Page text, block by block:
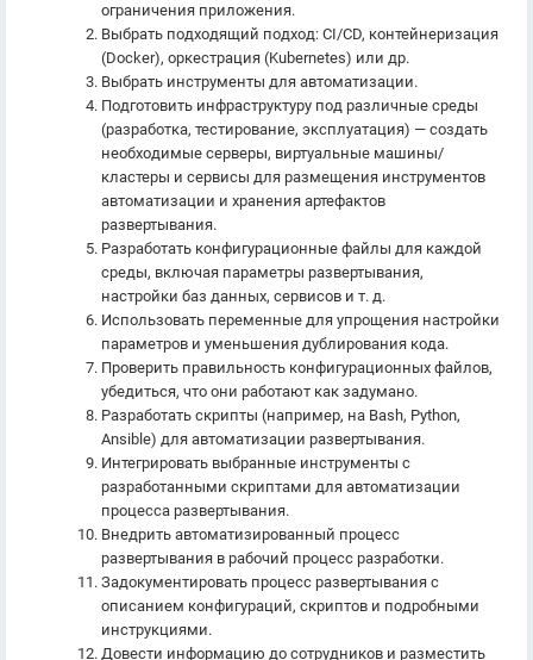
ограничения приложения.
Выбрать подходящий подход: CI/CD, контейнеризация
(Docker), оркестрация (Kubernetes) или др.
Выбрать инструменты для автоматизации.
Подготовить инфраструктуру под различные среды
(разработка, тестирование, эксплуатация) — создать
необходимые серверы, виртуальные машины/
кластеры и сервисы для размещения инструментов
автоматизации и хранения артефактов
развертывания.
Разработать конфигурационные файлы для каждой
среды, включая параметры развертывания,
настройки баз данных, сервисов и т. д.
Использовать переменные для упрощения настройки
параметров и уменьшения дублирования кода.
Проверить правильность конфигурационных файлов,
убедиться, что они работают как задумано.
Разработать скрипты (например, на Bash, Python,
Ansible) для автоматизации развертывания.
Интегрировать выбранные инструменты с
разработанными скриптами для автоматизации
процесса развертывания.
Внедрить автоматизированный процесс
развертывания в рабочий процесс разработки.
Задокументировать процесс развертывания с
описанием конфигураций, скриптов и подробными
инструкциями.
Довести информацию до сотрудников и разместить